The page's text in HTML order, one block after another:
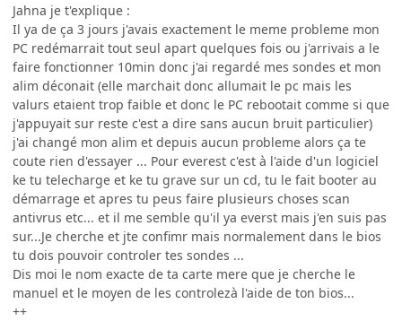
Jahna je t'explique :
Il ya de ça 3 jours j'avais exactement le meme probleme mon
PC redémarrait tout seul apart quelques fois ou j'arrivais a le
faire fonctionner 10min donc j'ai regardé mes sondes et mon
alim déconait (elle marchait donc allumait le pc mais les
valurs etaient trop faible et donc le PC rebootait comme si que
j'appuyait sur reste c'est a dire sans aucun bruit particulier)
j'ai changé mon alim et depuis aucun probleme alors ça te
coute rien d'essayer ... Pour everest c'est à l'aide d'un logiciel
ke tu telecharge et ke tu grave sur un cd, tu le fait booter au
démarrage et apres tu peus faire plusieurs choses scan
antivrus etc... et il me semble qu'il ya everst mais j'en suis pas
sur...Je cherche et jte confimr mais normalement dans le bios
tu dois pouvoir controler tes sondes ...
Dis moi le nom exacte de ta carte mere que je cherche le
manuel et le moyen de les controlezà l'aide de ton bios...
++